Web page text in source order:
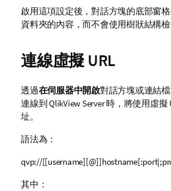
啟用這項設定後，對話方塊的底部窗
資料夾的內容，而不會使用樹狀結構檢
連線虛擬 URL
透過在伺服器中開啟對話方塊或連結
連線到QlikView Server時，將使用虛擬
址。
語法為：
qvp://
其中：